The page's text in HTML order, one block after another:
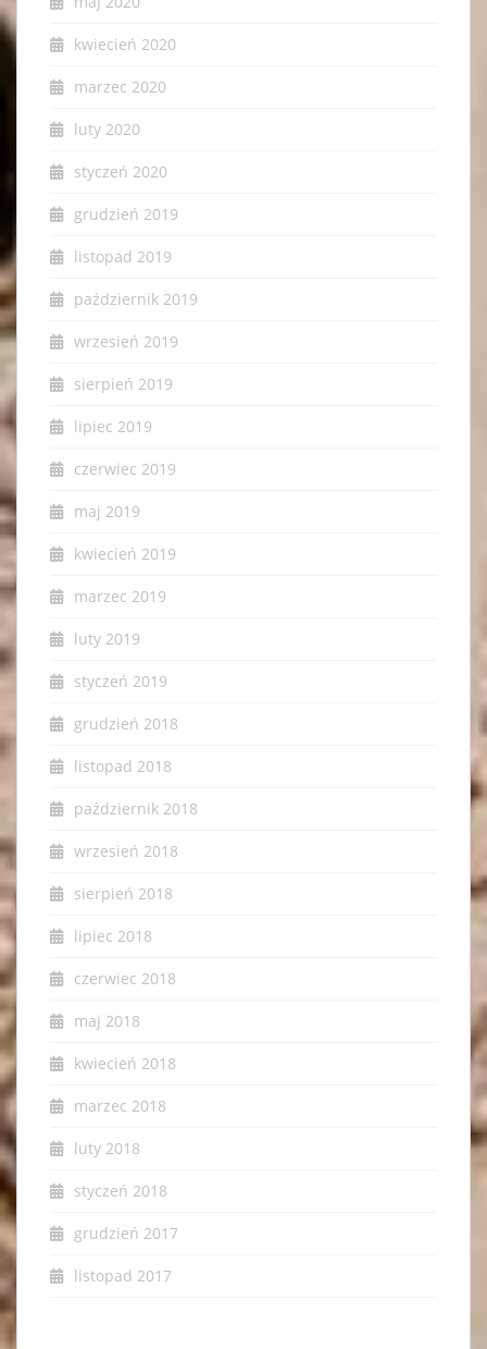
kwiecień 2020
marzec 2020
luty 2020
styczeń 2020
grudzień 2019
listopad 2019
październik 2019
wrzesień 2019
sierpień 2019
lipiec 2019
czerwiec 2019
maj 2019
kwiecień 2019
marzec 2019
luty 2019
styczeń 2019
grudzień 2018
listopad 2018
październik 2018
wrzesień 2018
sierpień 2018
lipiec 2018
czerwiec 2018
maj 2018
kwiecień 2018
marzec 2018
luty 2018
styczeń 2018
grudzień 2017
listopad 2017